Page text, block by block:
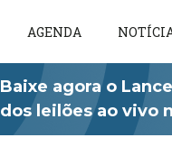
AGENDA
Baixe agora o
dos leilões ao vivo